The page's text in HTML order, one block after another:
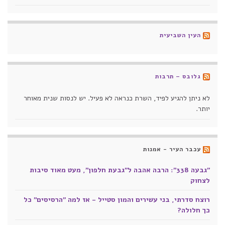
העין השביעית
גלובס – תרבות
לא ניתן להגיע לפיד, השרת כנראה לא פעיל. יש לנסות שנית מאוחר
יותר.
עכבר העיר - אמנות
"גבעה 338": הרבה אהבה ל"גבעת חלפון", מעט מאוד סיבות
לצחוק
רוצח סדרתי, בני עשירים והמון סטייל - אז למה "הרסיסים" כל
כך חלולה?